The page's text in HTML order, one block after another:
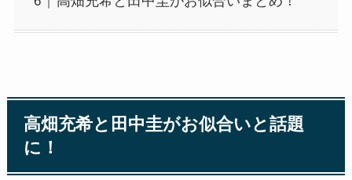
高畑充希と田中圭がお似合いと話題
に！